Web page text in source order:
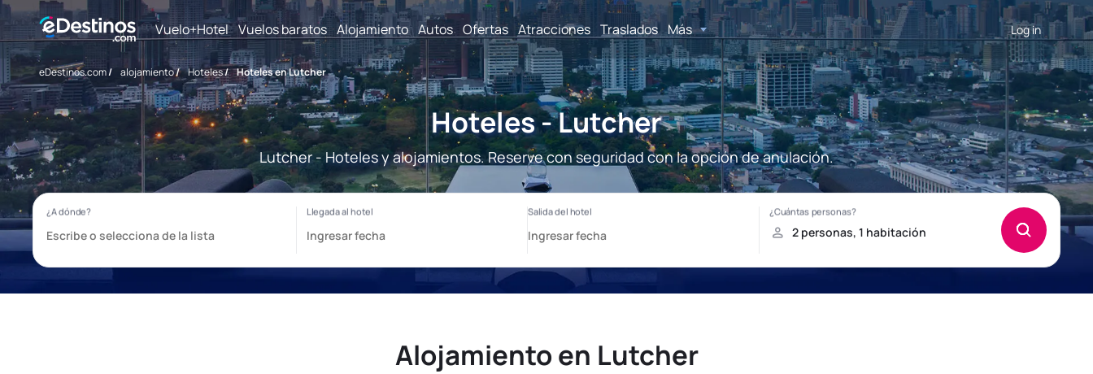
Vuelo+Hotel Vuelos baratos Alojamiento Autos Ofertas Atracciones Traslados Más Log in
eDestinos.com/ alojamiento/ Hoteles/ Hoteles en Lutcher
Hoteles - Lutcher
Lutcher - Hoteles y alojamientos. Reserve con seguridad con la opción de anulación.
Alojamiento en Lutcher